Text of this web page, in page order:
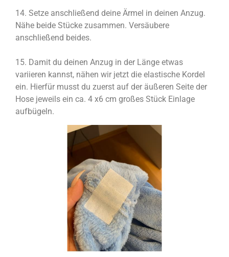
14. Setze anschließend deine Ärmel in deinen Anzug.
Nähe beide Stücke zusammen. Versäubere
anschließend beides.
15. Damit du deinen Anzug in der Länge etwas
variieren kannst, nähen wir jetzt die elastische Kordel
ein. Hierfür musst du zuerst auf der äußeren Seite der
Hose jeweils ein ca. 4 x6 cm großes Stück Einlage
aufbügeln.